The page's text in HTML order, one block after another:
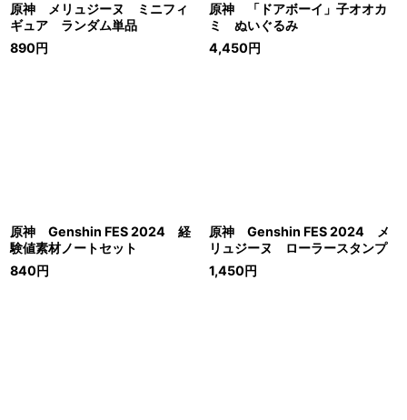
原神 メリュジーヌ ミニフィ
ギュア ランダム単品
890円
原神 「ドアボーイ」子オオカ
ミ ぬいぐるみ
4,450円
原神 Genshin FES 2024 経
験値素材ノートセット
840円
原神 Genshin FES 2024 メ
リュジーヌ ローラースタンプ
1,450円